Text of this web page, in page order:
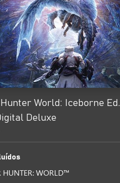
World: Iceborne Ed.
Deluxe
HUNTER: WORLD™